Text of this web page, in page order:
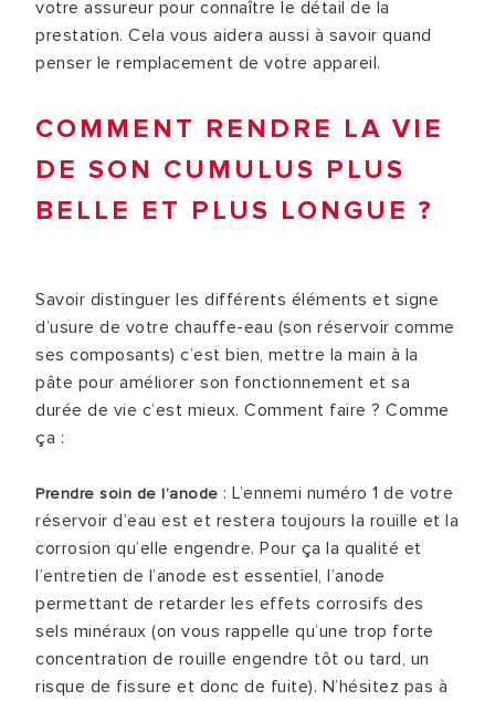
votre assureur pour connaître le détail de la
prestation. Cela vous aidera aussi à savoir quand
penser le remplacement de votre appareil.
COMMENT RENDRE LA VIE
DE SON CUMULUS PLUS
BELLE ET PLUS LONGUE ?
Savoir distinguer les différents éléments et signe
d’usure de votre chauffe-eau (son réservoir comme
ses composants) c’est bien, mettre la main à la
pâte pour améliorer son fonctionnement et sa
durée de vie c’est mieux. Comment faire ? Comme
ça :
Prendre soin de l’anode : L’ennemi numéro 1 de votre
réservoir d’eau est et restera toujours la rouille et la
corrosion qu’elle engendre. Pour ça la qualité et
l’entretien de l’anode est essentiel, l’anode
permettant de retarder les effets corrosifs des
sels minéraux (on vous rappelle qu’une trop forte
concentration de rouille engendre tôt ou tard, un
risque de fissure et donc de fuite). N’hésitez pas à